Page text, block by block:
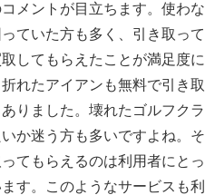
メントが目立ちます。使わな
ていた方も多く、引き取って
してもらえたことが満足度に
れたアイアンも無料で引き取
りました。壊れたゴルフクラ
か迷う方も多いですよね。そ
てもらえるのは利用者にとっ
す。このようなサービスも利